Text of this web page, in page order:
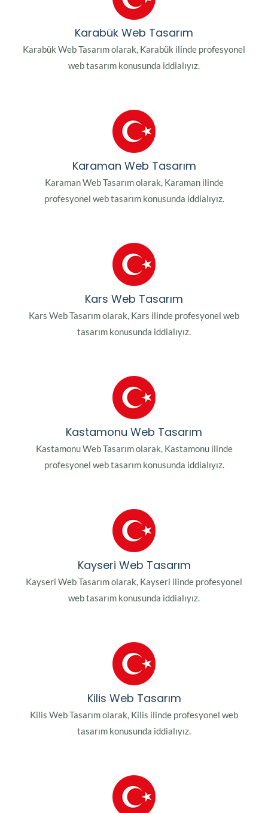
Karabük Web Tasarım
Karabük Web Tasarım olarak, Karabük ilinde profesyonel
web tasarım konusunda iddialıyız.
Karaman Web Tasarım
Karaman Web Tasarım olarak, Karaman ilinde
profesyonel web tasarım konusunda iddialıyız.
Kars Web Tasarım
Kars Web Tasarım olarak, Kars ilinde profesyonel web
tasarım konusunda iddialıyız.
Kastamonu Web Tasarım
Kastamonu Web Tasarım olarak, Kastamonu ilinde
profesyonel web tasarım konusunda iddialıyız.
Kayseri Web Tasarım
Kayseri Web Tasarım olarak, Kayseri ilinde profesyonel
web tasarım konusunda iddialıyız.
Kilis Web Tasarım
Kilis Web Tasarım olarak, Kilis ilinde profesyonel web
tasarım konusunda iddialıyız.